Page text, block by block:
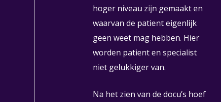
hoger niveau zijn gemaakt en
waarvan de patient eigenlijk
geen weet mag hebben. Hier
worden patient en specialist
niet gelukkiger van.
Na het zien van de docu’s hoef